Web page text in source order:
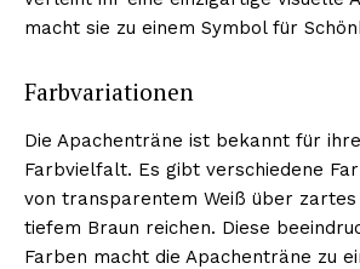
macht sie zu einem Symbol für
Farbvariationen
Die Apachenträne ist bekannt für
Farbvielfalt. Es gibt verschiedene
von transparentem Weiß über zartes
tiefem Braun reichen. Diese
Farben macht die Apachenträne zu